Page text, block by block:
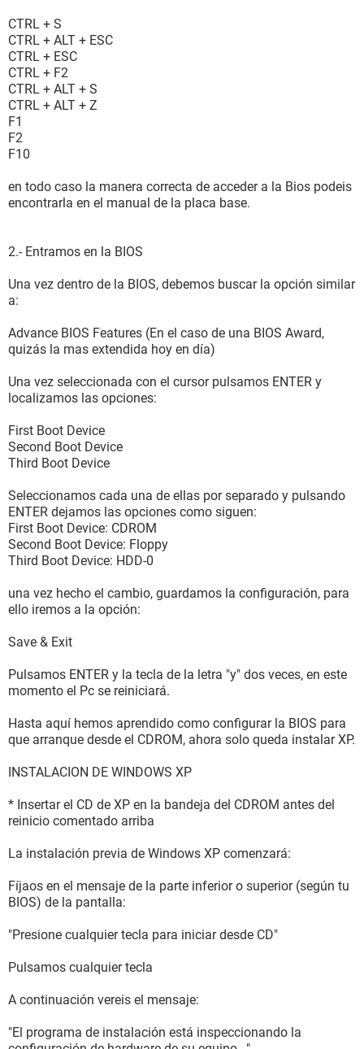
CTRL + S
CTRL + ALT + ESC
CTRL + ESC
CTRL + F2
CTRL + ALT + S
CTRL + ALT + Z
F1
F2
F10
en todo caso la manera correcta de acceder a la Bios podeis
encontrarla en el manual de la placa base.
2.- Entramos en la BIOS
Una vez dentro de la BIOS, debemos buscar la opción similar
a:
Advance BIOS Features (En el caso de una BIOS Award,
quizás la mas extendida hoy en día)
Una vez seleccionada con el cursor pulsamos ENTER y
localizamos las opciones:
First Boot Device
Second Boot Device
Third Boot Device
Seleccionamos cada una de ellas por separado y pulsando
ENTER dejamos las opciones como siguen:
First Boot Device: CDROM
Second Boot Device: Floppy
Third Boot Device: HDD-0
una vez hecho el cambio, guardamos la configuración, para
ello iremos a la opción:
Save & Exit
Pulsamos ENTER y la tecla de la letra "y" dos veces, en este
momento el Pc se reiniciará.
Hasta aquí hemos aprendido como configurar la BIOS para
que arranque desde el CDROM, ahora solo queda instalar XP.
INSTALACION DE WINDOWS XP
* Insertar el CD de XP en la bandeja del CDROM antes del
reinicio comentado arriba
La instalación previa de Windows XP comenzará:
Fíjaos en el mensaje de la parte inferior o superior (según tu
BIOS) de la pantalla:
"Presione cualquier tecla para iniciar desde CD"
Pulsamos cualquier tecla
A continuación vereis el mensaje:
"El programa de instalación está inspeccionando la